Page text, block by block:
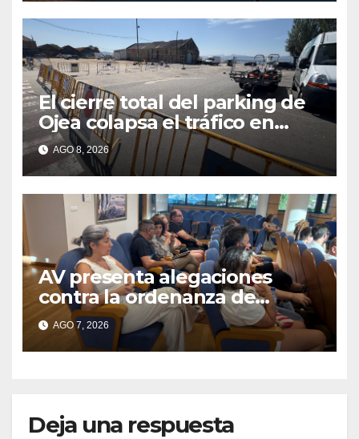
El cierre total del parking de
Ojea colapsa el tráfico en
Cangas
AGO 8, 2026
AV presenta alegaciones
contra la ordenanza de
residuos del Morrazo por
considerar que impone
cargas “desproporcionadas”
AGO 7, 2026
Deja una respuesta